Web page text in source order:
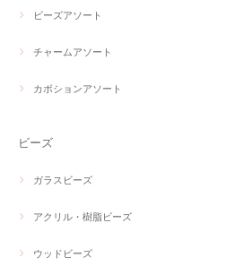
ビーズアソート
チャームアソート
カボションアソート
ビーズ
ガラスビーズ
アクリル・樹脂ビーズ
ウッドビーズ